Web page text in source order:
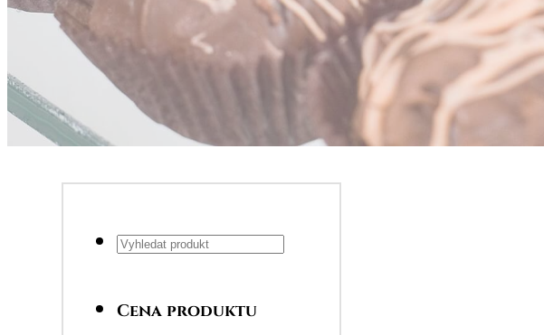
Hledat
Cena produktu